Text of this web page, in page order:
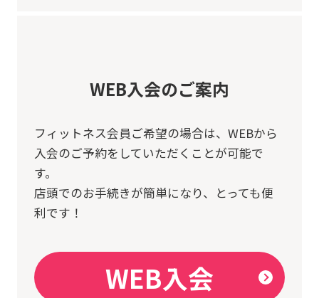
WEB入会のご案内
フィットネス会員ご希望の場合は、 WEBから
入会のご予約をしていただくことが可能で
す。
店頭でのお手続きが簡単になり、とっても便
利です！
WEB入会